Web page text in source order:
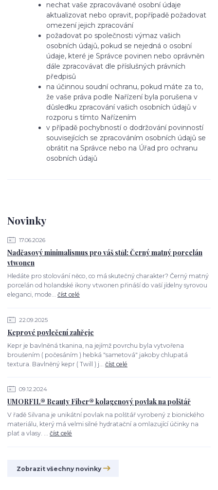
Novinky
17.06.2026
Nadčasový minimalismus pro váš stůl: Černý matný porcelán
vtwonen
Hledáte pro stolování něco, co má skutečný charakter? Černý matný
porcelán od holandské ikony vtwonen přináší do vaší jídelny syrovou
eleganci, mode... číst celé
22.09.2025
Keprové povlečení zahřeje
Kepr je bavlněná tkanina, na jejímž povrchu byla vytvořena
broušením ( počesáním ) hebká "sametová" jakoby chlupatá
textura. Bavlněný kepr ( Twill ) j... číst celé
09.12.2024
UMORFIL® Beauty Fiber® kolagenový povlak na polštář
V řadě Silvana je unikátní povlak na polštář vyrobený z bionického
materiálu, který má velmi silné hydratační a omlazující účinky na
plať a vlasy. ... číst celé
Zobrazit všechny novinky
nechat vaše zpracovávané osobní údaje
aktualizovat nebo opravit, popřípadě požadovat
omezení jejich zpracování
požadovat po společnosti výmaz vašich
osobních údajů, pokud se nejedná o osobní
údaje, které je Správce povinen nebo oprávněn
dále zpracovávat dle příslušných právních
předpisů
na účinnou soudní ochranu, pokud máte za to,
že vaše práva podle Nařízení byla porušena v
důsledku zpracování vašich osobních údajů v
rozporu s tímto Nařízením
v případě pochybností o dodržování povinností
souvisejících se zpracováním osobních údajů se
obrátit na Správce nebo na Úřad pro ochranu
osobních údajů